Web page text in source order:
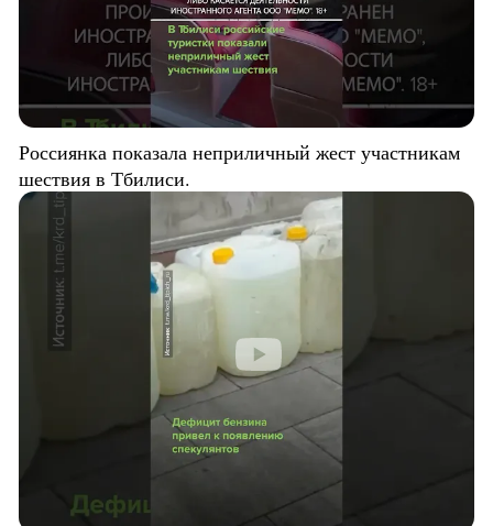
Россиянка показала неприличный жест участникам
шествия в Тбилиси.